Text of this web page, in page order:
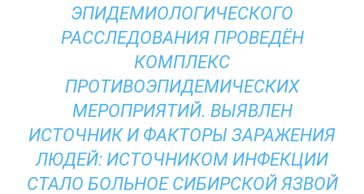
ЭПИДЕМИОЛОГИЧЕСКОГО
РАССЛЕДОВАНИЯ ПРОВЕДЁН
КОМПЛЕКС
ПРОТИВОЭПИДЕМИЧЕСКИХ
МЕРОПРИЯТИЙ. ВЫЯВЛЕН
ИСТОЧНИК И ФАКТОРЫ ЗАРАЖЕНИЯ
ЛЮДЕЙ: ИСТОЧНИКОМ ИНФЕКЦИИ
СТАЛО БОЛЬНОЕ СИБИРСКОЙ ЯЗВОЙ